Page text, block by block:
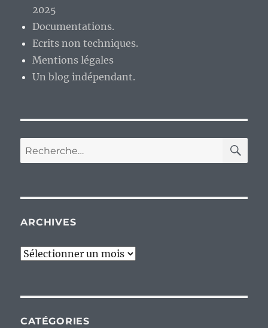
2025
Documentations.
Ecrits non techniques.
Mentions légales
Un blog indépendant.
Recherche
pour :
ARCHIVES
Archives
CATÉGORIES